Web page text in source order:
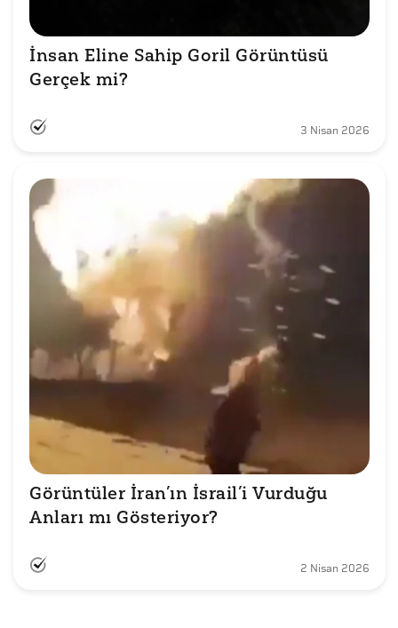
İnsan Eline Sahip Goril Görüntüsü
Gerçek mi?
3 Nisan 2026
Görüntüler İran’ın İsrail’i Vurduğu
Anları mı Gösteriyor?
2 Nisan 2026